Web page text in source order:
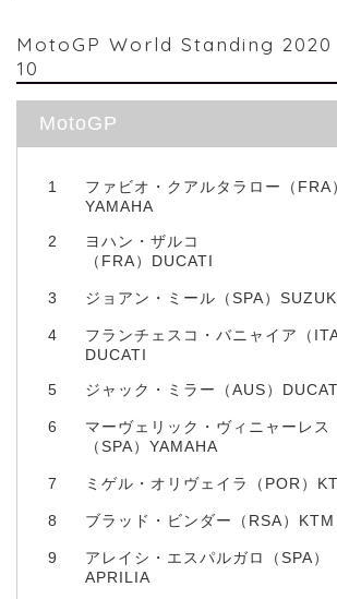
MotoGP World Standing
10
MotoGP
1
ファビオ・クアルタラロー（FRA
YAMAHA
2
ヨハン・ザルコ
（FRA）DUCATI
3 ジョアン・ミール（SPA）
4
フランチェスコ・バニャイア（ITA
DUCATI
5 ジャック・ミラー（AUS）
6
マーヴェリック・ヴィニャーレス
（SPA）YAMAHA
7 ミゲル・オリヴェイラ（POR）
8 ブラッド・ビンダー（RSA）KTM
9
アレイシ・エスパルガロ（SPA）
APRILIA